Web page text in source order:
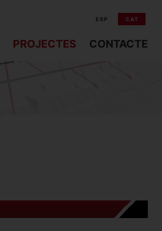
ESP CAT
PROJECTES CONTACTE